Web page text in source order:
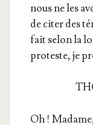
nous ne les
de citer des
fait selon la
pro­teste, je
Oh !